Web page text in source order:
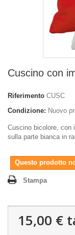
Cuscino con
Riferimento CUSC
Condizione: Nuovo
Cuscino bicolore, con
sulla parte bianca in
Questo prodotto
Stampa
15,00 €